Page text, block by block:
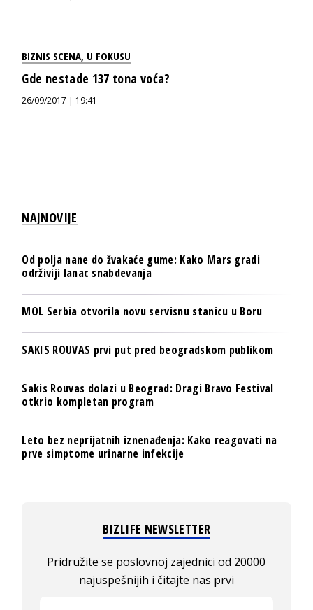
BIZNIS SCENA, U FOKUSU
Gde nestade 137 tona voća?
26/09/2017 | 19:41
NAJNOVIJE
Od polja nane do žvakaće gume: Kako Mars gradi
održiviji lanac snabdevanja
MOL Serbia otvorila novu servisnu stanicu u Boru
SAKIS ROUVAS prvi put pred beogradskom publikom
Sakis Rouvas dolazi u Beograd: Dragi Bravo Festival
otkrio kompletan program
Leto bez neprijatnih iznenađenja: Kako reagovati na
prve simptome urinarne infekcije
BIZLIFE NEWSLETTER
Pridružite se poslovnoj zajednici od 20000
najuspešnijih i čitajte nas prvi